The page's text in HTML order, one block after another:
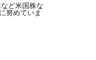
ど米国株な
努めていま